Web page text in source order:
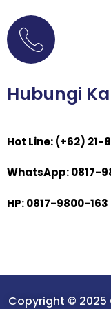
Hubungi
Hot Line: (+62) 21-
WhatsApp: 0817-
HP: 0817-9800-163
Copyright © 2025